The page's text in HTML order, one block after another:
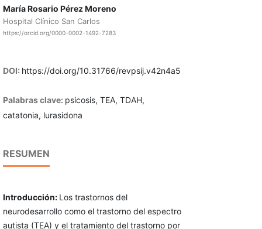
María Rosario Pérez Moreno
Hospital Clínico San Carlos
https://orcid.org/0000-0002-1492-7283
DOI: https://doi.org/10.31766/revpsij.v42n4a5
Palabras clave: psicosis, TEA, TDAH,
catatonia, lurasidona
RESUMEN
Introducción: Los trastornos del
neurodesarrollo como el trastorno del espectro
autista (TEA) y el tratamiento del trastorno por